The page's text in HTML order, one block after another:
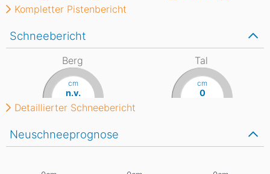
Schneebericht
Berg
cm
n.v.
Tal
cm
0
Detaillierter Schneebericht
Neuschneeprognose
Kompletter Pistenbericht